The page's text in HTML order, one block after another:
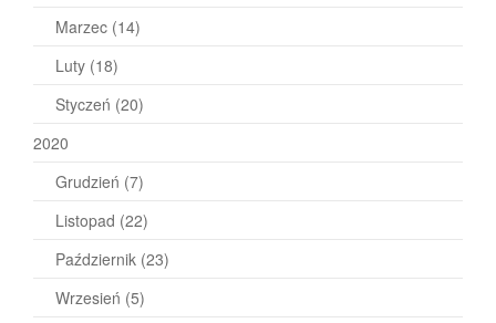
Marzec (14)
Luty (18)
Styczeń (20)
2020
Grudzień (7)
Listopad (22)
Październik (23)
Wrzesień (5)